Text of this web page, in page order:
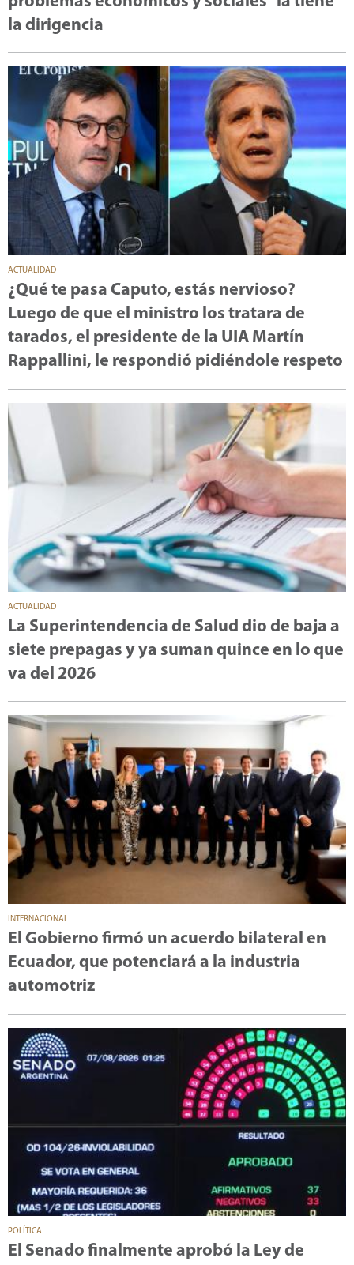
la dirigencia
ACTUALIDAD
¿Qué te pasa Caputo, estás nervioso?
Luego de que el ministro los tratara de
tarados, el presidente de la UIA Martín
Rappallini, le respondió pidiéndole respeto
ACTUALIDAD
La Superintendencia de Salud dio de baja a
siete prepagas y ya suman quince en lo que
va del 2026
INTERNACIONAL
El Gobierno firmó un acuerdo bilateral en
Ecuador, que potenciará a la industria
automotriz
POLÍTICA
El Senado finalmente aprobó la Ley de